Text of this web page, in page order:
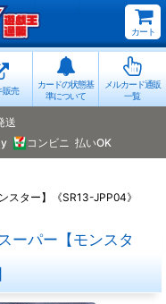
カート
販売
カードの状態基
準について
メルカード通販
一覧
送
コンビニ 払いOK
スター】《SR13-JPP04》
ーパー【モンスタ